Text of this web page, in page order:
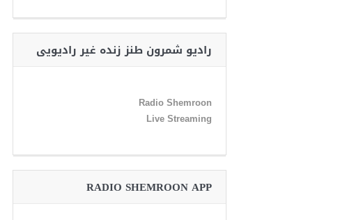
رادیو شمرون طنز زنده غیر رادیویی
Radio Shemroon
Live Streaming
RADIO SHEMROON APP